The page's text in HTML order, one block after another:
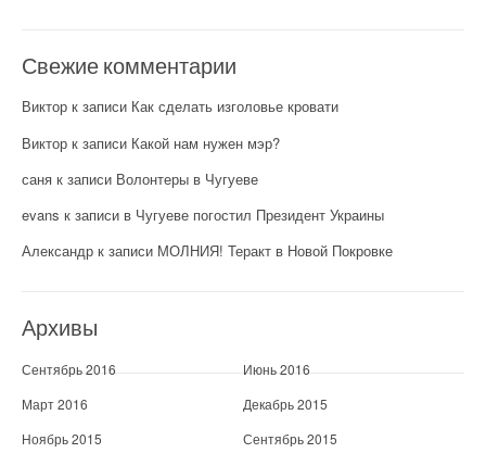
Свежие комментарии
Виктор к записи Как сделать изголовье кровати
Виктор к записи Какой нам нужен мэр?
саня к записи Волонтеры в Чугуеве
evans к записи в Чугуеве погостил Президент Украины
Александр к записи МОЛНИЯ! Теракт в Новой Покровке
Архивы
Сентябрь 2016
Июнь 2016
Март 2016
Декабрь 2015
Ноябрь 2015
Сентябрь 2015